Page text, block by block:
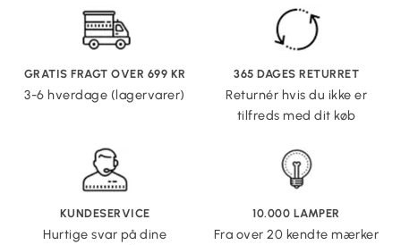
GRATIS FRAGT OVER 699 KR
3-6 hverdage (lagervarer)
365 DAGES RETURRET
Returnér hvis du ikke er
tilfreds med dit køb
KUNDESERVICE
Hurtige svar på dine
10.000 LAMPER
Fra over 20 kendte mærker